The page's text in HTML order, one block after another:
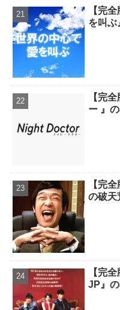
【完
を叫ぶ
【完
ー 』
【完
の破天
【完
JP』